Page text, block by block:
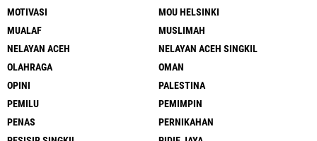
MOTIVASI
MOU HELSINKI
MUALAF
MUSLIMAH
NELAYAN ACEH
NELAYAN ACEH SINGKIL
OLAHRAGA
OMAN
OPINI
PALESTINA
PEMILU
PEMIMPIN
PENAS
PERNIKAHAN